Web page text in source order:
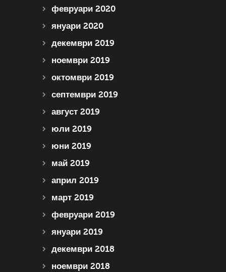
февруари 2020
януари 2020
декември 2019
ноември 2019
октомври 2019
септември 2019
август 2019
юли 2019
юни 2019
май 2019
април 2019
март 2019
февруари 2019
януари 2019
декември 2018
ноември 2018